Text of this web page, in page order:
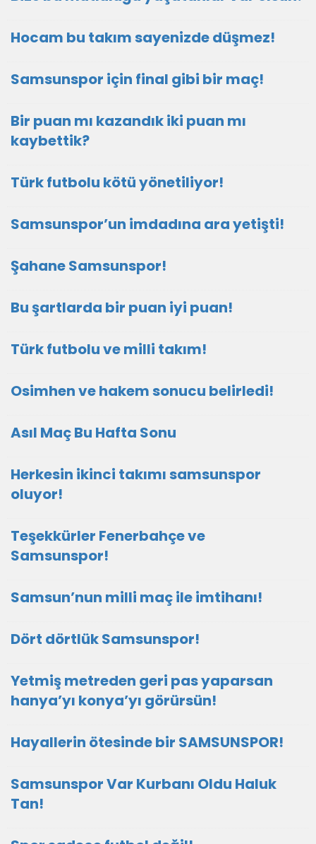
Hocam bu takım sayenizde düşmez!
Samsunspor için final gibi bir maç!
Bir puan mı kazandık iki puan mı
kaybettik?
Türk futbolu kötü yönetiliyor!
Samsunspor’un imdadına ara yetişti!
Şahane Samsunspor!
Bu şartlarda bir puan iyi puan!
Türk futbolu ve milli takım!
Osimhen ve hakem sonucu belirledi!
Asıl Maç Bu Hafta Sonu
Herkesin ikinci takımı samsunspor
oluyor!
Teşekkürler Fenerbahçe ve
Samsunspor!
Samsun’nun milli maç ile imtihanı!
Dört dörtlük Samsunspor!
Yetmiş metreden geri pas yaparsan
hanya’yı konya’yı görürsün!
Hayallerin ötesinde bir SAMSUNSPOR!
Samsunspor Var Kurbanı Oldu Haluk
Tan!